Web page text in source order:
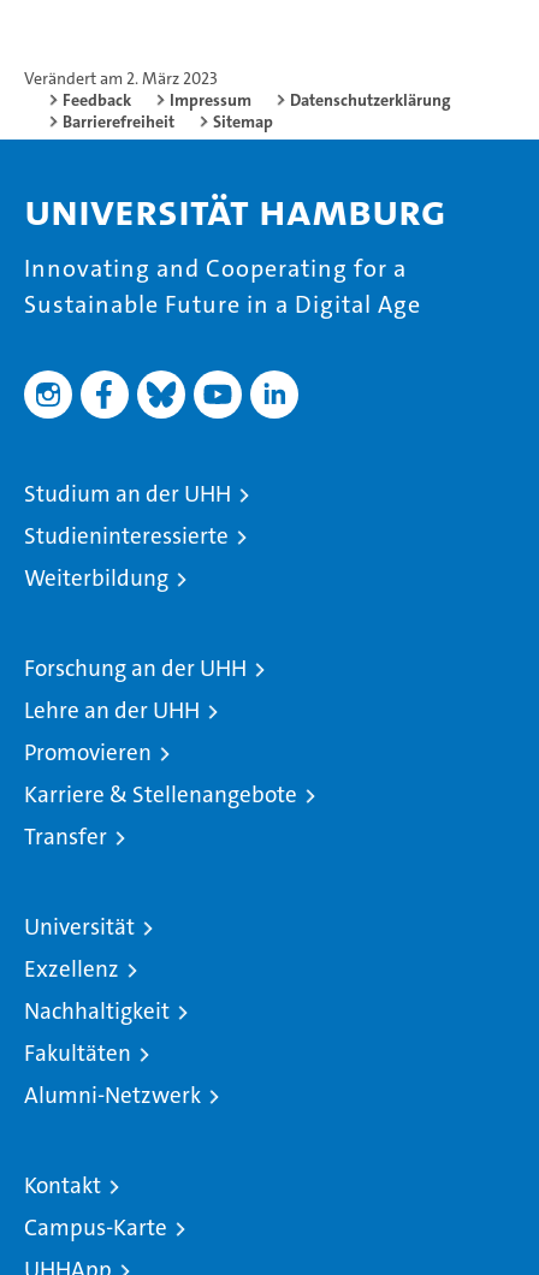
Verändert am 2. März 2023
Feedback
Impressum
Datenschutzerklärung
Barrierefreiheit
Sitemap
Universität Hamburg
Innovating and Cooperating for a
Sustainable Future in a Digital Age
Studium an der UHH
Studieninteressierte
Weiterbildung
Forschung an der UHH
Lehre an der UHH
Promovieren
Karriere & Stellenangebote
Transfer
Universität
Exzellenz
Nachhaltigkeit
Fakultäten
Alumni-Netzwerk
Kontakt
Campus-Karte